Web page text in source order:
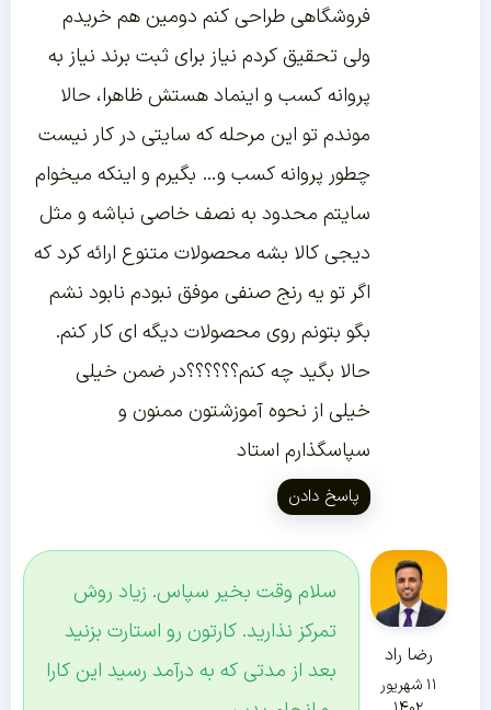
فروشگاهی طراحی کنم دومین هم خریدم
ولی تحقیق کردم نیاز برای ثبت برند نیاز به
پروانه کسب و اینماد هستش ظاهرا، حالا
موندم تو این مرحله که سایتی در کار نیست
چطور پروانه کسب و… بگیرم و اینکه میخوام
سایتم محدود به نصف خاصی نباشه و مثل
دیجی کالا بشه محصولات متنوع ارائه کرد که
اگر تو یه رنج صنفی موفق نبودم نابود نشم
بگو بتونم روی محصولات دیگه ای کار کنم.
حالا بگید چه کنم؟؟؟؟؟؟در ضمن خیلی
خیلی از نحوه آموزشتون ممنون و
سپاسگذارم استاد
پاسخ دادن
رضا راد
۱۱ شهریور
سلام وقت بخیر سپاس. زیاد روش
تمرکز نذارید. کارتون رو استارت بزنید
بعد از مدتی که به درآمد رسید این کارا